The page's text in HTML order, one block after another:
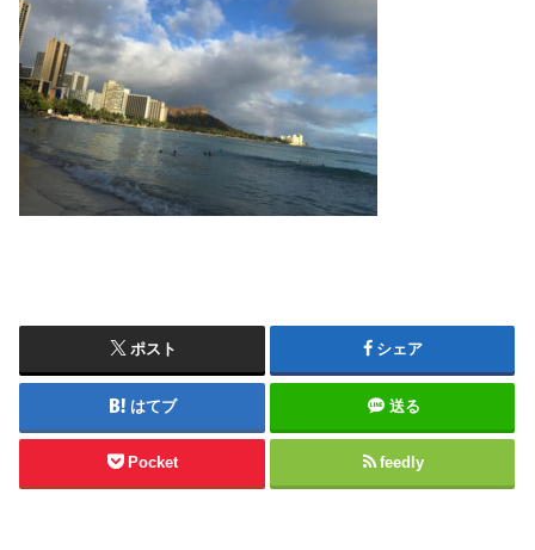
ポスト シェア
はてブ 送る
Pocket feedly